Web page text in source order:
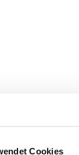
Cookies